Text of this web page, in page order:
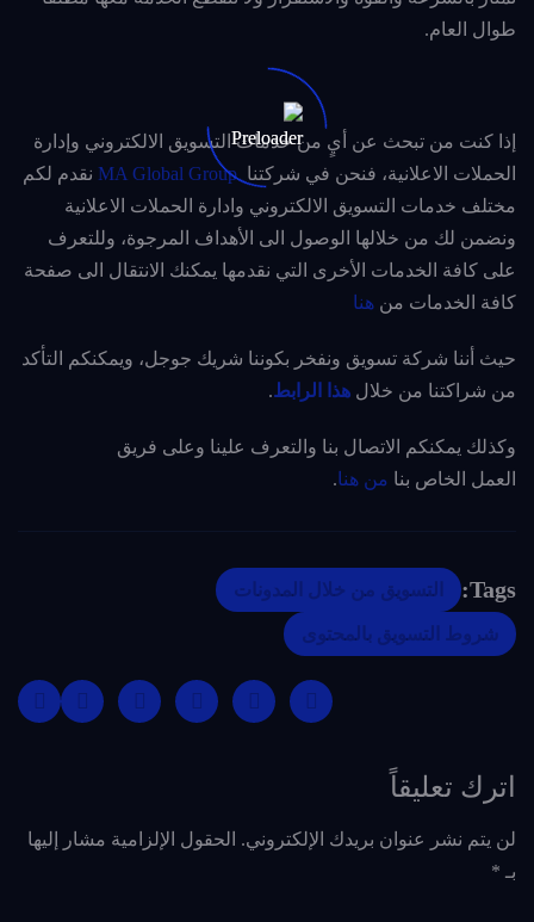
طوال العام.
إذا كنت من تبحث عن أيٍ من خدمات التسويق الالكتروني وإدارة
الحملات الاعلانية، فنحن في شركتناMA Global Group نقدم لكم
مختلف خدمات التسويق الالكتروني وادارة الحملات الاعلانية
ونضمن لك من خلالها الوصول الى الأهداف المرجوة، وللتعرف
على كافة الخدمات الأخرى التي نقدمها يمكنك الانتقال الى صفحة
كافة الخدمات من هنا
حيث أننا شركة تسويق ونفخر بكوننا شريك جوجل، ويمكنكم التأكد
من شراكتنا من خلال هذا الرابط.
وكذلك يمكنكم الاتصال بنا والتعرف علينا وعلى فريق
العمل الخاص بنا من هنا.
Tags: التسويق من خلال المدونات
شروط التسويق بالمحتوى
اترك تعليقاً
لن يتم نشر عنوان بريدك الإلكتروني. الحقول الإلزامية مشار إليها
بـ *